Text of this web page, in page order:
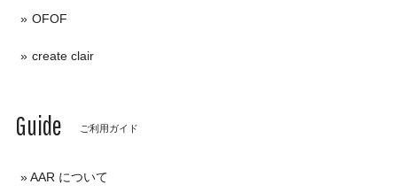
OFOF
create clair
Guide ご利用ガイド
AAR について